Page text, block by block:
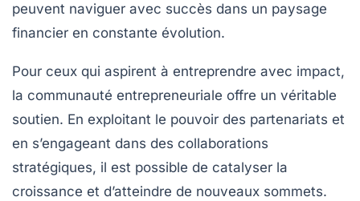
peuvent naviguer avec succès dans un paysage
financier en constante évolution.
Pour ceux qui aspirent à entreprendre avec impact,
la communauté entrepreneuriale offre un véritable
soutien. En exploitant le pouvoir des partenariats et
en s’engageant dans des collaborations
stratégiques, il est possible de catalyser la
croissance et d’atteindre de nouveaux sommets.